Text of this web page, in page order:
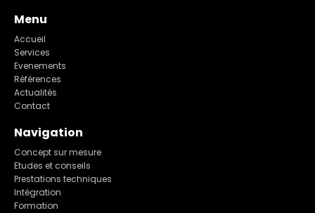
Menu
Accueil
Services
Evenements
Références
Actualités
Contact
Navigation
Concept sur mesure
Etudes et conseils
Prestations techniques
Intégration
Formation